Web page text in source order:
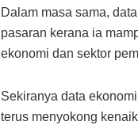
Dalam masa sama,
pasaran kerana ia
ekonomi dan sektor
Sekiranya data
terus menyokong